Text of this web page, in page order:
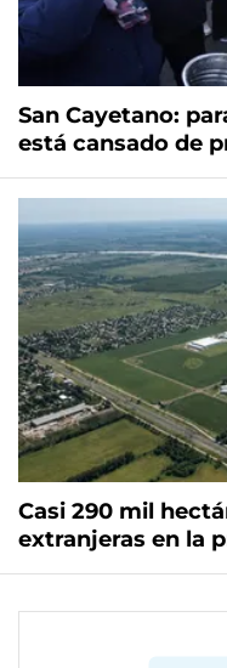
San Cayetano:
está cansado de
Casi 290 mil
extranjeras en la